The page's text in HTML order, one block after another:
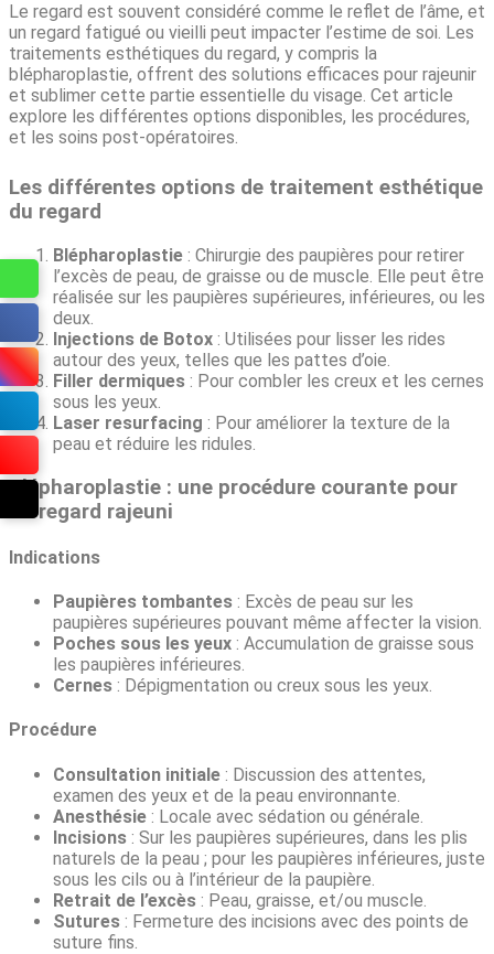
Le regard est souvent considéré comme le reflet de l’âme, et
un regard fatigué ou vieilli peut impacter l’estime de soi. Les
traitements esthétiques du regard, y compris la
blépharoplastie, offrent des solutions efficaces pour rajeunir
et sublimer cette partie essentielle du visage. Cet article
explore les différentes options disponibles, les procédures,
et les soins post-opératoires.
Les différentes options de traitement esthétique
du regard
Blépharoplastie : Chirurgie des paupières pour retirer
l’excès de peau, de graisse ou de muscle. Elle peut être
réalisée sur les paupières supérieures, inférieures, ou les
deux.
Injections de Botox : Utilisées pour lisser les rides
autour des yeux, telles que les pattes d’oie.
Filler dermiques : Pour combler les creux et les cernes
sous les yeux.
Laser resurfacing : Pour améliorer la texture de la
peau et réduire les ridules.
Blépharoplastie : une procédure courante pour
un regard rajeuni
Indications
Paupières tombantes : Excès de peau sur les
paupières supérieures pouvant même affecter la vision.
Poches sous les yeux : Accumulation de graisse sous
les paupières inférieures.
Cernes : Dépigmentation ou creux sous les yeux.
Procédure
Consultation initiale : Discussion des attentes,
examen des yeux et de la peau environnante.
Anesthésie : Locale avec sédation ou générale.
Incisions : Sur les paupières supérieures, dans les plis
naturels de la peau ; pour les paupières inférieures, juste
sous les cils ou à l’intérieur de la paupière.
Retrait de l’excès : Peau, graisse, et/ou muscle.
Sutures : Fermeture des incisions avec des points de
suture fins.